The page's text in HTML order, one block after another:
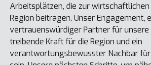
Arbeitsplätzen, die zur
Region beitragen. Unser Engagement,
vertrauenswürdiger Partner für unsere
treibende Kraft für die Region und ein
verantwortungsbewusster Nachbar für